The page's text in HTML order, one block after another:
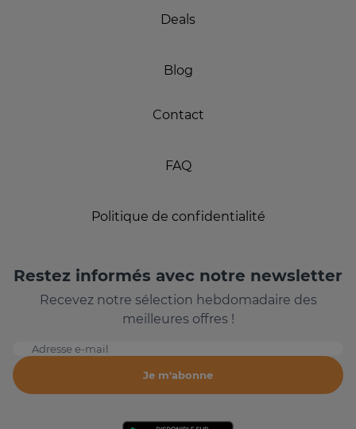
Deals
Blog
Contact
FAQ
Politique de confidentialité
Restez informés avec notre newsletter
Recevez notre sélection hebdomadaire des
meilleures offres !
Adresse e-mail
Je m'abonne